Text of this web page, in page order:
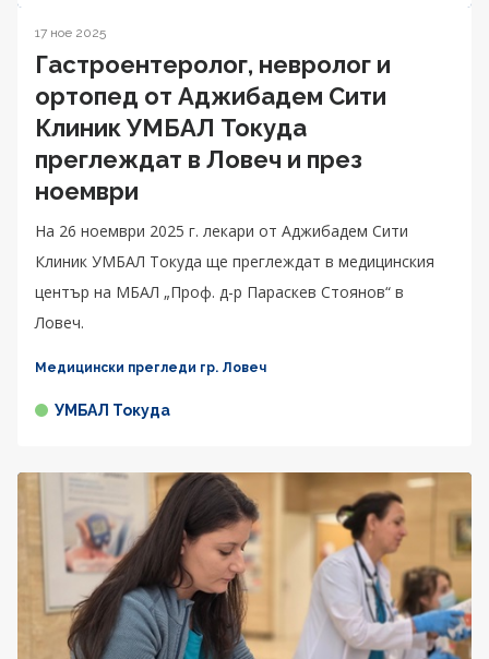
17 ное 2025
Гастроентеролог, невролог и
ортопед от Аджибадем Сити
Клиник УМБАЛ Токуда
преглеждат в Ловеч и през
ноември
На 26 ноември 2025 г. лекари от Аджибадем Сити
Клиник УМБАЛ Токуда ще преглеждат в медицинския
център на МБАЛ „Проф. д-р Параскев Стоянов“ в
Ловеч.
Медицински прегледи гр. Ловеч
УМБАЛ Токуда